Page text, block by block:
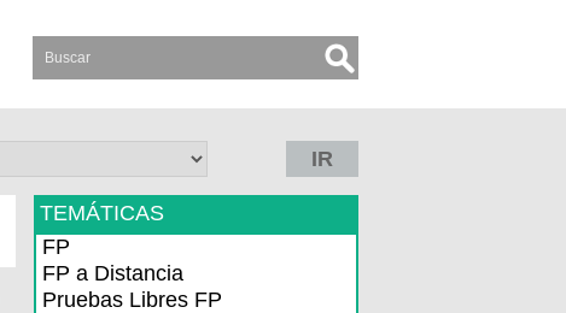
IR
TEMÁTICAS
FP
FP a Distancia
Pruebas Libres FP